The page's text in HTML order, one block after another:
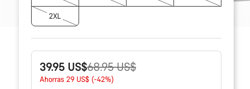
2XL
39.95 US$
Precio
original
68.95 US$
Ahorras 29 US$ (-42%)